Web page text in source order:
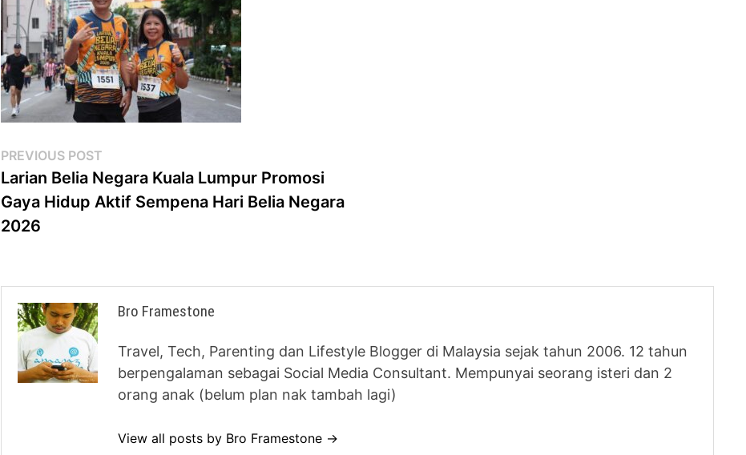
Post
navigation
PREVIOUS POST
post:
Larian Belia Negara Kuala Lumpur Promosi
Gaya Hidup Aktif Sempena Hari Belia Negara
2026
Bro Framestone
Travel, Tech, Parenting dan Lifestyle Blogger di Malaysia sejak tahun 2006. 12 tahun
berpengalaman sebagai Social Media Consultant. Mempunyai seorang isteri dan 2
orang anak (belum plan nak tambah lagi)
View all posts by Bro Framestone →